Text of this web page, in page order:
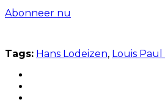
Abonneer nu
Tags: Hans Lodeizen, Louis